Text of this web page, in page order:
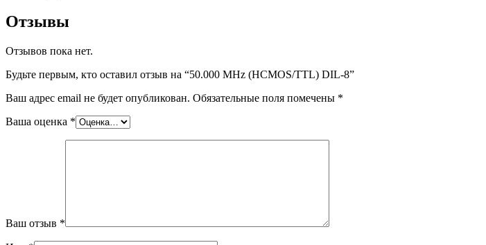
Отзывы
Отзывов пока нет.
Будьте первым, кто оставил отзыв на “50.000 MHz (HCMOS/TTL) DIL-8”
Ваш адрес email не будет опубликован. Обязательные поля помечены *
Ваша оценка *
Ваш отзыв *